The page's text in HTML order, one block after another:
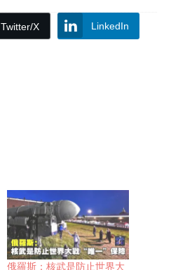
Twitter/X LinkedIn
俄羅斯：核武是防止世界大